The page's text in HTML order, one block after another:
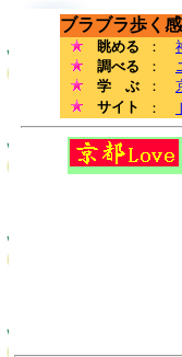
ブラブラ歩く
眺める ：
調べる
：
学 ぶ
：
サイト
：